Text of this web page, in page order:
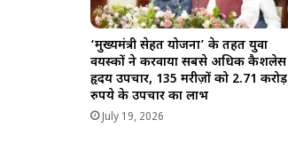
‘मुख्यमंत्री सेहत योजना’ के तहत युवा
वयस्कों ने करवाया सबसे अधिक कैशलेस
हृदय उपचार, 135 मरीज़ों को 2.71 करोड़
रुपये के उपचार का लाभ
July 19, 2026